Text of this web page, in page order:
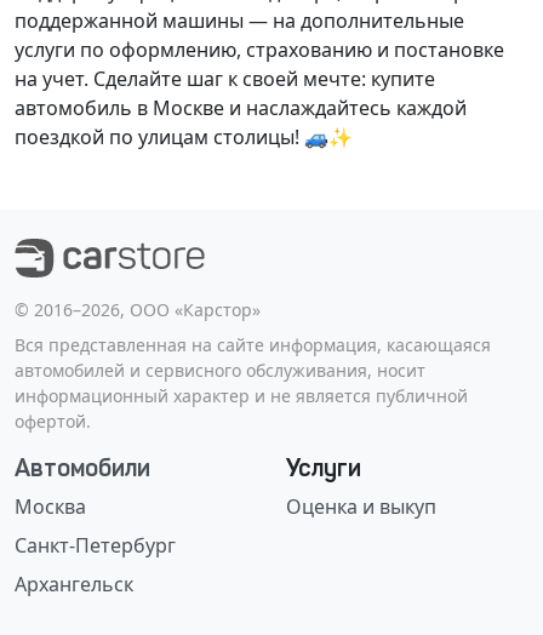
поддержанной машины — на дополнительные
услуги по оформлению, страхованию и постановке
на учет. Сделайте шаг к своей мечте: купите
автомобиль в Москве и наслаждайтесь каждой
поездкой по улицам столицы! 🚙✨
©️ 2016–2026, ООО «Карстор»
Вся представленная на сайте информация, касающаяся
автомобилей и сервисного обслуживания, носит
информационный характер и не является публичной
офертой.
Автомобили
Москва
Санкт-Петербург
Архангельск
Услуги
Оценка и выкуп